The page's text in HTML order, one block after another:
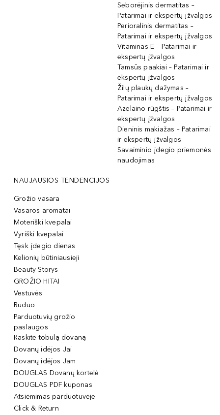
Seborėjinis dermatitas –
Patarimai ir ekspertų įžvalgos
Perioralinis dermatitas –
Patarimai ir ekspertų įžvalgos
Vitaminas E – Patarimai ir
ekspertų įžvalgos
Tamsūs paakiai – Patarimai ir
ekspertų įžvalgos
Žilų plaukų dažymas –
Patarimai ir ekspertų įžvalgos
Azelaino rūgštis – Patarimai ir
ekspertų įžvalgos
Dieninis makiažas – Patarimai
ir ekspertų įžvalgos
Savaiminio įdegio priemonės
naudojimas
NAUJAUSIOS TENDENCIJOS
Grožio vasara
Vasaros aromatai
Moteriški kvepalai
Vyriški kvepalai
Tęsk įdegio dienas
Kelionių būtiniausieji
Beauty Storys
GROŽIO HITAI
Vestuvės
Ruduo
Parduotuvių grožio
paslaugos
Raskite tobulą dovaną
Dovanų idėjos Jai
Dovanų idėjos Jam
DOUGLAS Dovanų kortelė
DOUGLAS PDF kuponas
Atsiėmimas parduotuvėje
Click & Return